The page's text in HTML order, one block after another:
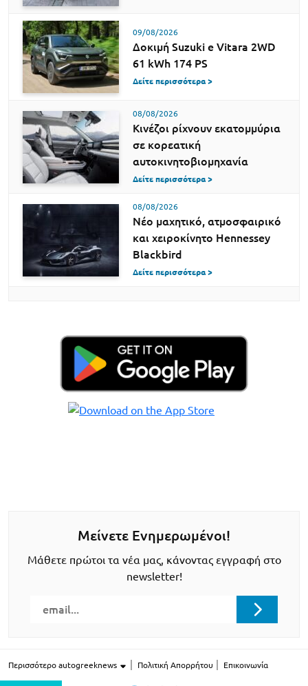
09/08/2026
Δοκιμή Suzuki e Vitara 2WD
61 kWh 174 PS
Δείτε περισσότερα >
08/08/2026
Κινέζοι ρίχνουν εκατομμύρια
σε κορεατική
αυτοκινητοβιομηχανία
Δείτε περισσότερα >
08/08/2026
Νέο μαχητικό, ατμοσφαιρικό
και χειροκίνητο Hennessey
Blackbird
Δείτε περισσότερα >
Μείνετε Ενημερωμένοι!
Μάθετε πρώτοι τα νέα μας, κάνοντας εγγραφή στο
newsletter!
Περισσότερο autogreeknews Πολιτική Απορρήτου Επικοινωνία